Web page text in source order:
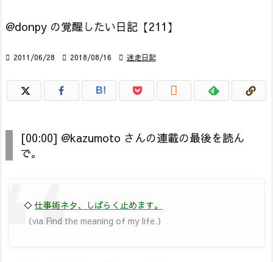
@donpy の覚醒したい日記【211】
 2011/06/28  2018/08/16  迷走日記
B! 
[00:00] @kazumoto さんの連載の最後を読ん
で。
◇ 仕事術ネタ、しばらく止めます。
（via Find the meaning of my life.）